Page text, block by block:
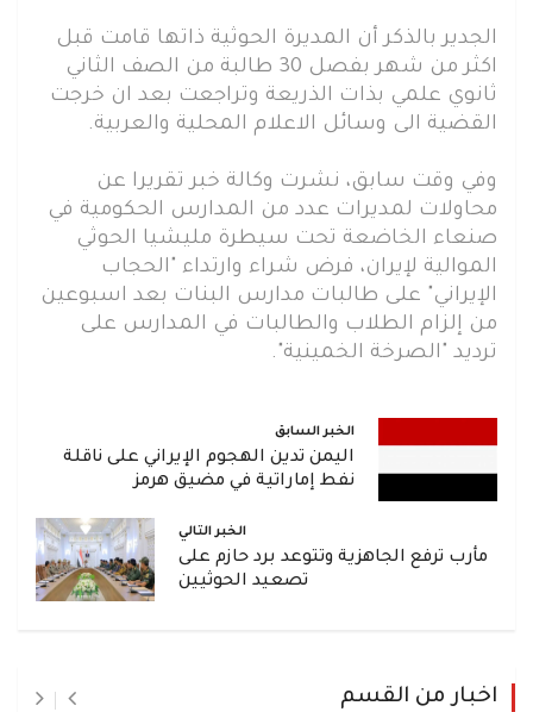
الجدير بالذكر أن المديرة الحوثية ذاتها قامت قبل
اكثر من شهر بفصل 30 طالبة من الصف الثاني
ثانوي علمي بذات الذريعة وتراجعت بعد ان خرجت
القضية الى وسائل الاعلام المحلية والعربية.
وفي وقت سابق، نشرت وكالة خبر تقريرا عن
محاولات لمديرات عدد من المدارس الحكومية في
صنعاء الخاضعة تحت سيطرة مليشيا الحوثي
الموالية لإيران، فرض شراء وارتداء "الحجاب
الإيراني" على طالبات مدارس البنات بعد اسبوعين
من إلزام الطلاب والطالبات في المدارس على
ترديد "الصرخة الخمينية".
الخبر السابق
اليمن تدين الهجوم الإيراني على ناقلة
نفط إماراتية في مضيق هرمز
الخبر التالي
مأرب ترفع الجاهزية وتتوعد برد حازم على
تصعيد الحوثيين
اخبار من القسم